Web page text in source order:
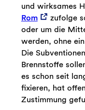
und wirksames
Rom
zufolge
oder um die
werden, ohne
Die
Brennstoffe
es schon seit
fixieren, hat
Zustimmung